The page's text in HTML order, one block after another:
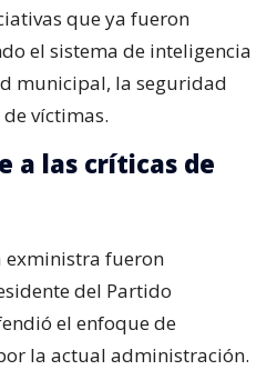
que ya fueron
el sistema de inteligencia
municipal, la seguridad
víctimas.
a las críticas de
exministra fueron
del Partido
el enfoque de
la actual administración.